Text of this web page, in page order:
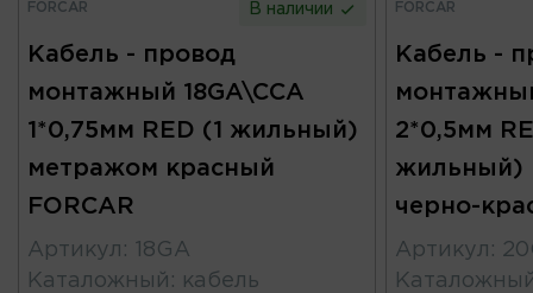
FORCAR В наличии
Кабель - провод
монтажный 18GA\CCA
1*0,75мм RED (1 жильный)
метражом красный
FORCAR
Артикул :
18GA
Каталожный : кабель
FORCAR
Кабель -
2*0,5мм
жильный)
черно-
Артикул :